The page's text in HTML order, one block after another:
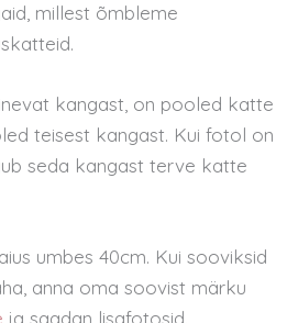
millest õmbleme
kangast, on pooled katte
teisest kangast. Kui fotol on
seda kangast terve katte
umbes 40cm. Kui sooviksid
anna oma soovist märku